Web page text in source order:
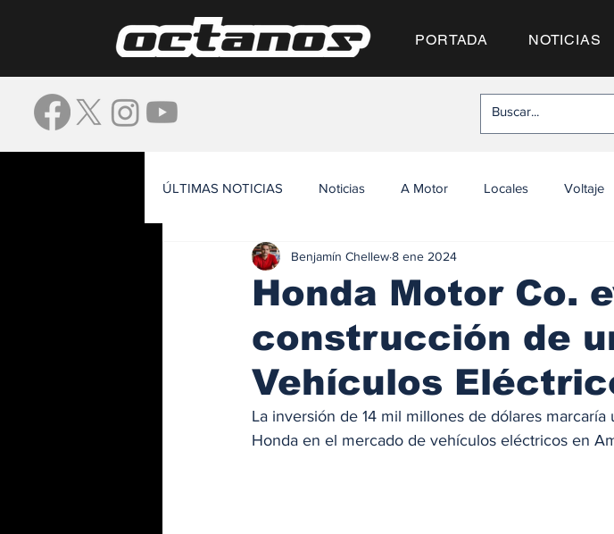
PORTADA NOTICIAS
ÚLTIMAS NOTICIAS Noticias A Motor Locales Voltaje
Honda Motor Co.
construcción de
Vehículos
Benjamín Chellew8 ene 2024
La inversión de 14 mil millones de dólares
Honda en el mercado de vehículos eléctricos en